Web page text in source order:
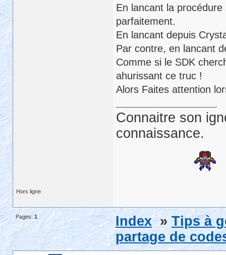
En lancant la
parfaitement.
En lancant depuis
Par contre, en lancant
Comme si le SDK
ahurissant ce truc !
Alors Faites attention
Connaitre son
connaissance.
Hors ligne
Pages: 1 Index »Tips à
partage de